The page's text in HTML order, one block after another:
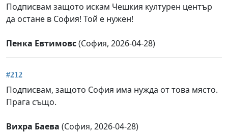
Подписвам защото искам Чешкия културен център
да остане в София! Той е нужен!
Пенка Евтимовс(София, 2026-04-28)
#212
Подписвам, защото София има нужда от това място.
Прага също.
Вихра Баева (София, 2026-04-28)